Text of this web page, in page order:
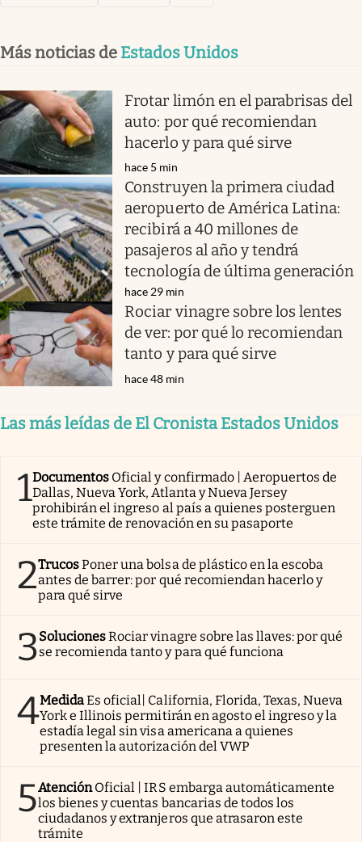
Más noticias de Estados Unidos
Frotar limón en el parabrisas del
auto: por qué recomiendan
hacerlo y para qué sirve
hace 5 min
Construyen la primera ciudad
aeropuerto de América Latina:
recibirá a 40 millones de
pasajeros al año y tendrá
tecnología de última generación
hace 29 min
Rociar vinagre sobre los lentes
de ver: por qué lo recomiendan
tanto y para qué sirve
hace 48 min
Las más leídas de El Cronista Estados Unidos
1Documentos Oficial y confirmado | Aeropuertos de
Dallas, Nueva York, Atlanta y Nueva Jersey
prohibirán el ingreso al país a quienes posterguen
este trámite de renovación en su pasaporte
2TrucosPoner una bolsa de plástico en la escoba
antes de barrer: por qué recomiendan hacerlo y
para qué sirve
3SolucionesRociar vinagre sobre las llaves: por qué
se recomienda tanto y para qué funciona
4MedidaEs oficial| California, Florida, Texas, Nueva
York e Illinois permitirán en agosto el ingreso y la
estadía legal sin visa americana a quienes
presenten la autorización del VWP
5AtenciónOficial | IRS embarga automáticamente
los bienes y cuentas bancarias de todos los
ciudadanos y extranjeros que atrasaron este
trámite